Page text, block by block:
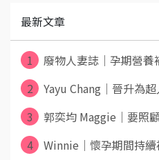
最新文章
1
廢物人妻誌｜孕期營養
2
Yayu Chang｜晉升為
3
郭奕均 Maggie｜要照
4
Winnie｜懷孕期間持